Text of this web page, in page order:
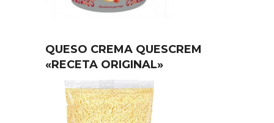
QUESO CREMA QUESCREM
«RECETA ORIGINAL»